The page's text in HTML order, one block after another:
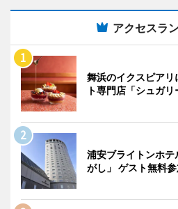
アクセスラ
舞浜のイクスピア
ト専門店「シュガリ
浦安ブライトンホテ
がし」 ゲスト無料